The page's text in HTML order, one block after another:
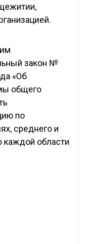
закон №
«Об
общего
по
среднего и
каждой области